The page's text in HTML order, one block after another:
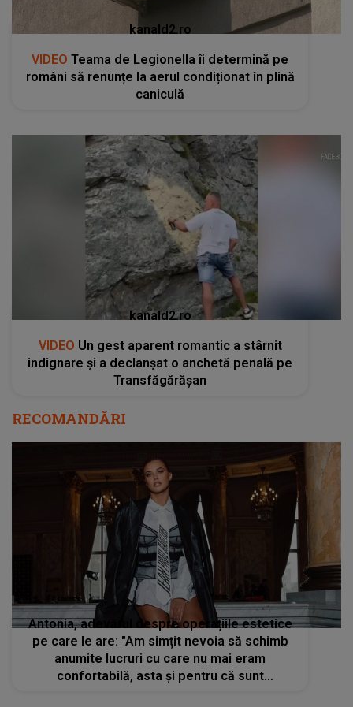
kanald2.ro
VIDEO Teama de Legionella îi determină pe
români să renunțe la aerul condiționat în plină
caniculă
kanald2.ro
VIDEO Un gest aparent romantic a stârnit
indignare și a declanșat o anchetă penală pe
Transfăgărășan
RECOMANDĂRI
Antonia, adevărul despre operațiile estetice
pe care le are: "Am simțit nevoia să schimb
anumite lucruri cu care nu mai eram
confortabilă, asta și pentru că sunt